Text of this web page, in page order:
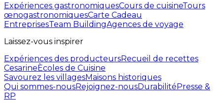
Expériences gastronomiquesCours de cuisineTours
œnogastronomiquesCarte Cadeau
EntreprisesTeam BuildingAgences de voyage
Laissez-vous inspirer
Expériences des producteursRecueil de recettes
CesarineÈcoles de Cuisine
Savourez les villagesMaisons historiques
Qui sommes-nousRejoignez-nousDurabilitéPresse &
RP